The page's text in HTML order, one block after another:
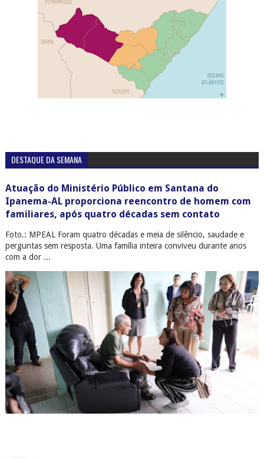
DESTAQUE DA SEMANA
Atuação do Ministério Público em Santana do
Ipanema-AL proporciona reencontro de homem com
familiares, após quatro décadas sem contato
Foto.: MPEAL Foram quatro décadas e meia de silêncio, saudade e
perguntas sem resposta. Uma família inteira conviveu durante anos
com a dor ...